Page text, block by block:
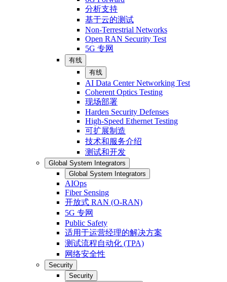
分析支持
基于云的测试
Non-Terrestrial Networks
Open RAN Security Test
5G 专网
有线
有线
AI Data Center Networking Test
Coherent Optics Testing
现场部署
Harden Security Defenses
High-Speed Ethernet Testing
可扩展制造
技术和服务介绍
测试和开发
Global System Integrators
Global System Integrators
AIOps
Fiber Sensing
开放式 RAN (O-RAN)
5G 专网
Public Safety
适用于运营经理的解决方案
测试流程自动化 (TPA)
网络安全性
Security
Security